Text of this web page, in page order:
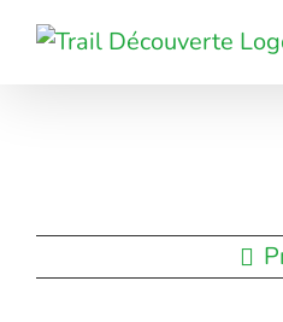
Passer